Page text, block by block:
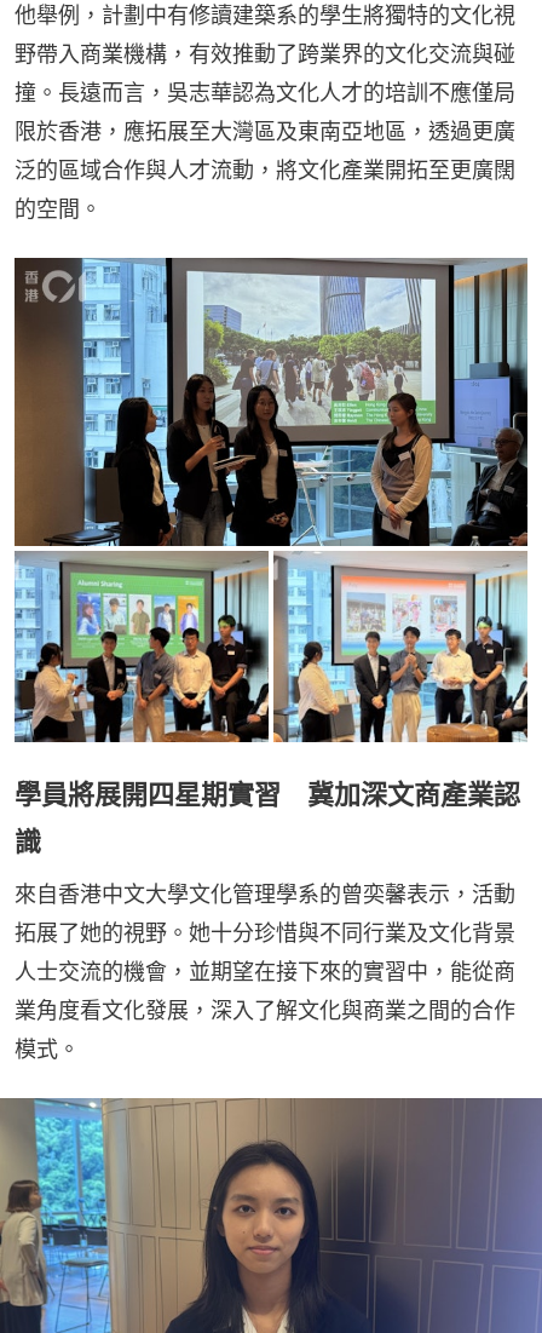
他舉例，計劃中有修讀建築系的學生將獨特的文化視
野帶入商業機構，有效推動了跨業界的文化交流與碰
撞。長遠而言，吳志華認為文化人才的培訓不應僅局
限於香港，應拓展至大灣區及東南亞地區，透過更廣
泛的區域合作與人才流動，將文化產業開拓至更廣闊
的空間。
學員將展開四星期實習 冀加深文商產業認
識
來自香港中文大學文化管理學系的曾奕馨表示，活動
拓展了她的視野。她十分珍惜與不同行業及文化背景
人士交流的機會，並期望在接下來的實習中，能從商
業角度看文化發展，深入了解文化與商業之間的合作
模式。